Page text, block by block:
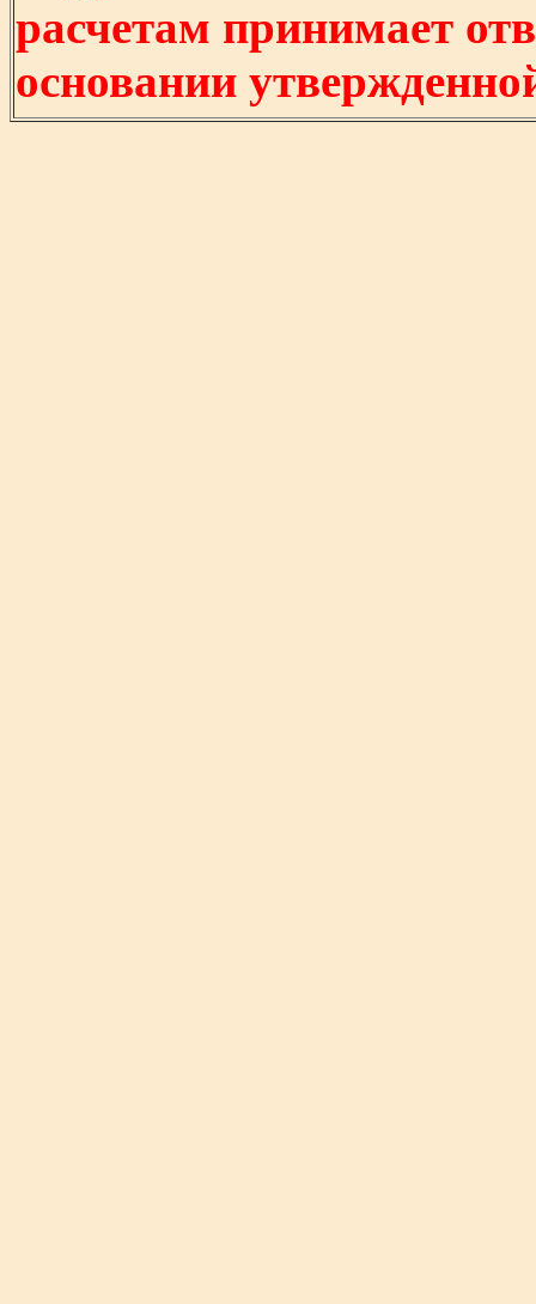
расчетам принимает
основании